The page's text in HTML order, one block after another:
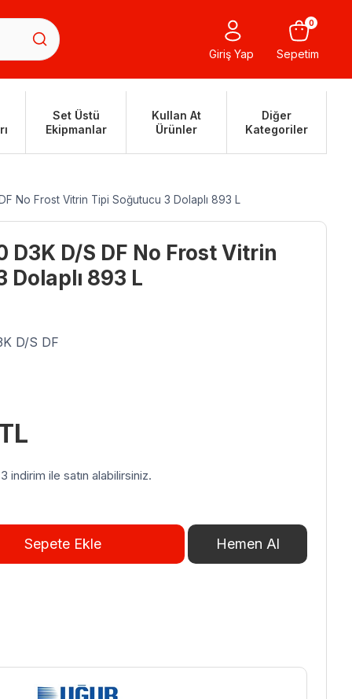
Giriş Yap Sepetim
0
Set Üstü
Ekipmanlar
Kullan At
Ürünler
Diğer
Kategoriler
No Frost Vitrin Tipi Soğutucu 3 Dolaplı 893 L
D3K D/S DF No Frost Vitrin
Dolaplı 893 L
D/S DF
indirim ile satın alabilirsiniz.
Sepete Ekle Hemen Al